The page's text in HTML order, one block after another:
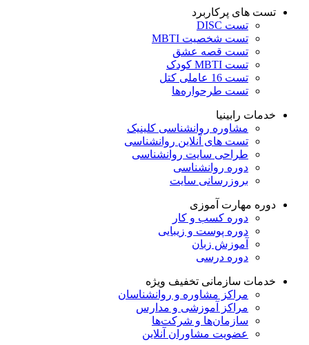
تست های پرکاربرد
تست DISC
تست شخصیت MBTI
تست قصه عشق
تست MBTI کودک
تست 16 عاملی کتل
تست طرحواره‌ها
خدمات رابینیا
مشاوره روانشناسی کلینیک
تست های آنلاین روانشناسی
طراحی سایت روانشناسی
دوره روانشناسی
بروزرسانی سایت
دوره مهارت آموزی
دوره کسب و کار
دوره پوست و زیبایی
آموزش زبان
دوره درسی
خدمات سازمانی تخفیف ویژه
مراکز مشاوره و روانشناسان
مراکز آموزشی و مدارس
سازمان‌ها و شرکت‌ها
عضویت مشاوران آنلاین